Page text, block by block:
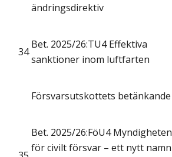
ändringsdirektiv
34
Bet. 2025/26:TU4 Effektiva
sanktioner inom luftfarten
Försvarsutskottets betänkande
Bet. 2025/26:FöU4 Myndigheten
för civilt försvar – ett nytt namn